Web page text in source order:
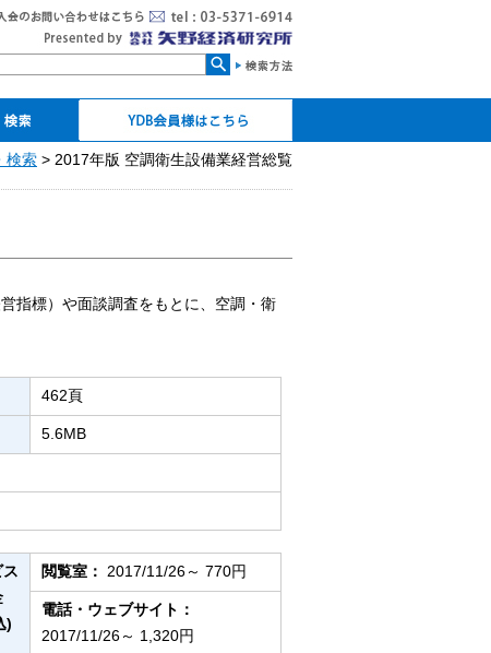
索 YDB会員ログイン
マイページ
パスワードの設定・再設
定
個人CDの発行
検索 > 2017年版 空調衛生設備業経営総覧
指標）や面談調査をもとに、空調・衛
462頁
5.6MB
ス
)
閲覧室： 2017/11/26～ 770円
電話・ウェブサイト：
2017/11/26～ 1,320円